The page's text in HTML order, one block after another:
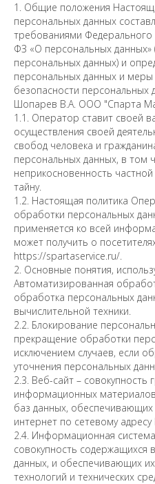
1. Общие положения
персональных данных
требованиями
ФЗ «О персональных данных»
персональных данных) и
персональных данных и
безопасности
Шопарев В.А. ООО "Спарта
1.1. Оператор ставит своей
осуществления своей
свобод человека и
персональных данных, в том
неприкосновенность
тайну.
1.2. Настоящая политика
обработки персональных
применяется ко всей
может получить о
https://spartaservice.ru/.
2. Основные понятия,
Автоматизированная
обработка персональных
вычислительной техники.
2.2. Блокирование
прекращение обработки
исключением случаев, если
уточнения персональных
2.3. Веб-сайт – совокупность
информационных
баз данных, обеспечивающих
интернет по сетевому
2.4. Информационная
совокупность содержащихся
данных, и обеспечивающих
технологий и технических